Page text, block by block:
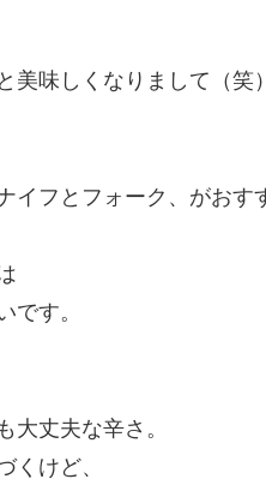
美味しくなりまして（笑）
イフとフォーク、がおす
です。
大丈夫な辛さ。
くけど、